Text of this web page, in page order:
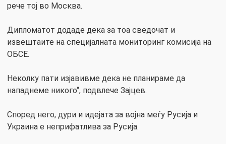
рече тој во Москва.
Дипломатот додаде дека за тоа сведочат и
извештаите на специјалната мониторинг комисија на
ОБСЕ.
Неколку пати изјавивме дека не планираме да
нападнеме никого“, подвлече Зајцев.
Според него, дури и идејата за војна меѓу Русија и
Украина е неприфатлива за Русија.